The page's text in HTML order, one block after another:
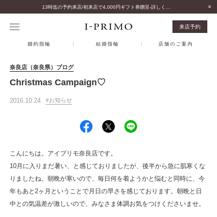
来店予約
婚約指輪 結婚指輪 店舗のご案内
奈良店（奈良県）ブログ
Christmas Campaign♡
2016.10.24 お知らせ
こんにちは。アイプリモ奈良店です。
10月に入りまだ暑い、と感じておりましたが、後半から急に肌寒くな
りましたね。朝晩が寒いので、毎日何を着ようかと悩むと同時に、今
年もあと2ヶ月ということで月日の早さを感じております。朝晩と日
中との気温差が激しいので、みなさま体調お気をつけくださいませ。